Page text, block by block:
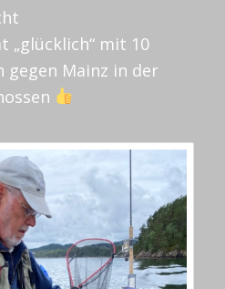
„glücklich“ mit 10
gegen Mainz in der